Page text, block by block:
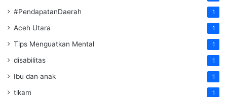
#PendapatanDaerah 1
Aceh Utara 1
Tips Menguatkan Mental 1
disabilitas 1
Ibu dan anak 1
tikam 1